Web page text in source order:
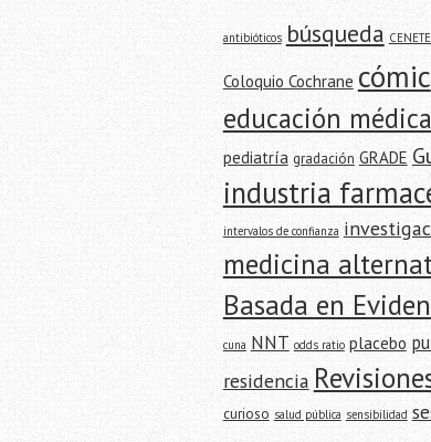
antibióticos búsqueda
Coloquio Cochrane cómic
educación médica
pediatría gradación GRADE
industria
intervalos de confianza
medicina
Basada en
cuna NNT odds ratio placebo
residencia
curioso salud pública sensibilidad